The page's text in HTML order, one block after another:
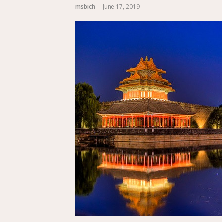
msbich June 17, 2019